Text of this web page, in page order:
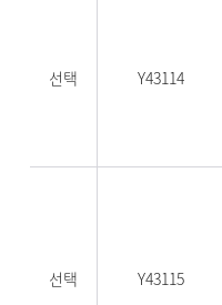
선택 Y43114
선택 Y43115